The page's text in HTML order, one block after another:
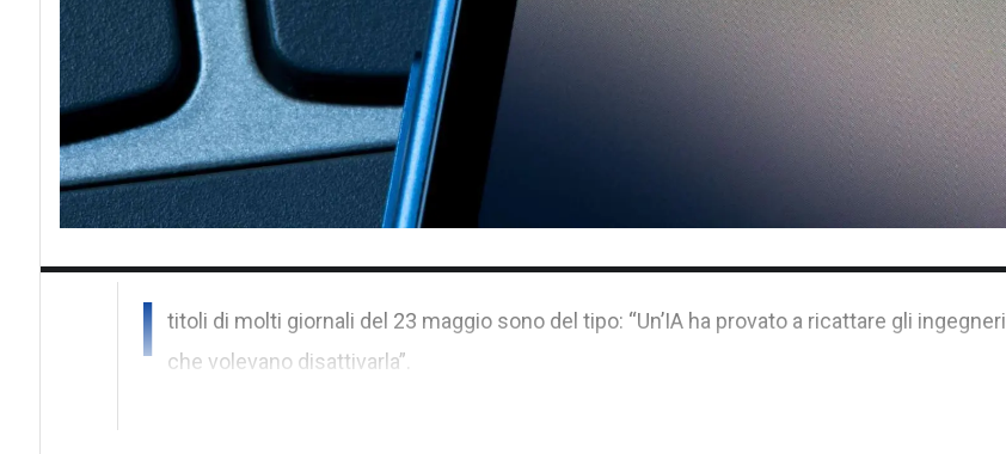
I titoli di molti giornali del 23 maggio sono del tipo: “Un’IA ha provato a ricattare gli ingegneri
che volevano disattivarla”.